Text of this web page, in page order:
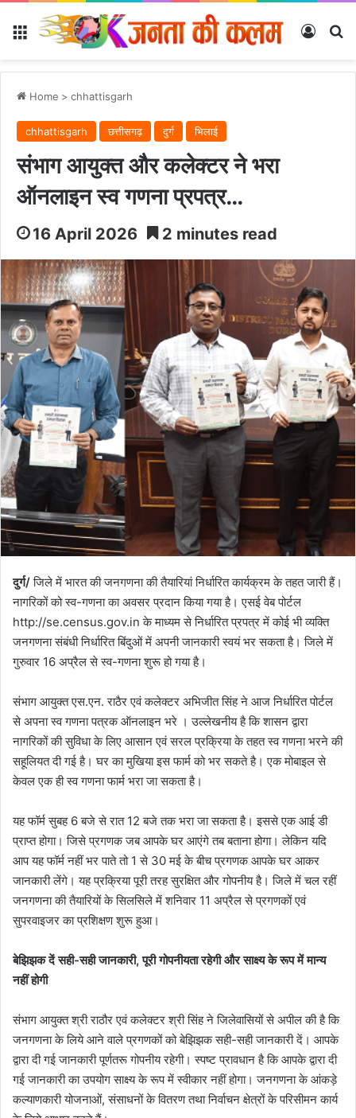
Menu Log In
Home > chhattisgarh
chhattisgarh छत्तीसगढ़ दुर्ग भिलाई
संभाग आयुक्त और कलेक्टर ने भरा
ऑनलाइन स्व गणना प्रपत्र…
16 April 2026 2 minutes read
दुर्ग/जिले में भारत की जनगणना की तैयारियां निर्धारित कार्यक्रम के तहत जारी हैं।
नागरिकों को स्व-गणना का अवसर प्रदान किया गया है। एसई वेब पोर्टल
http://se.census.gov.in के माध्यम से निर्धारित प्रपत्र में कोई भी व्यक्ति
जनगणना संबंधी निर्धारित बिंदुओं में अपनी जानकारी स्वयं भर सकता है। जिले में
गुरुवार 16 अप्रैल से स्व-गणना शुरू हो गया है।
संभाग आयुक्त एस.एन. राठैर एवं कलेक्टर अभिजीत सिंह ने आज निर्धारित पोर्टल
से अपना स्व गणना पत्रक ऑनलाइन भरे । उल्लेखनीय है कि शासन द्वारा
नागरिकों की सुविधा के लिए आसान एवं सरल प्रक्रिया के तहत स्व गणना भरने की
सहूलियत दी गई है। घर का मुखिया इस फार्म को भर सकते है। एक मोबाइल से
केवल एक ही स्व गणना फार्म भरा जा सकता है।
यह फॉर्म सुबह 6 बजे से रात 12 बजे तक भरा जा सकता है। इससे एक आई डी
प्राप्त होगा। जिसे प्रगणक जब आपके घर आएंगे तब बताना होगा। लेकिन यदि
आप यह फॉर्म नहीं भर पाते तो 1 से 30 मई के बीच प्रगणक आपके घर आकर
जानकारी लेंगे। यह प्रक्रिया पूरी तरह सुरक्षित और गोपनीय है। जिले में चल रहीं
जनगणना की तैयारियों के सिलसिले में शनिवार 11 अप्रैल से प्रगणकों एवं
सुपरवाइजर का प्रशिक्षण शुरू हुआ।
बेझिझक दें सही-सही जानकारी, पूरी गोपनीयता रहेगी और साक्ष्य के रूप में मान्य
नहीं होगी
संभाग आयुक्त श्री राठौर एवं कलेक्टर श्री सिंह ने जिलेवासियों से अपील की है कि
जनगणना के लिये आने वाले प्रगणकों को बेझिझक सही-सही जानकारी दें। आपके
द्वारा दी गई जानकारी पूर्णतरू गोपनीय रहेगी। स्पष्ट प्रावधान है कि आपके द्वारा दी
गई जानकारी का उपयोग साक्ष्य के रूप में स्वीकार नहीं होगा। जनगणना के आंकड़े
कल्याणकारी योजनाओं, संसाधनों के वितरण तथा निर्वाचन क्षेत्रों के परिसीमन कार्य